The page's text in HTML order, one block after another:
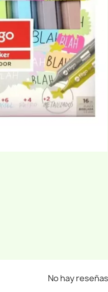
No hay